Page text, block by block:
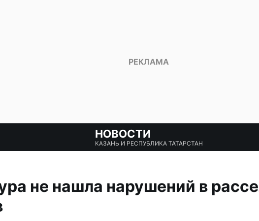
НОВОСТИ
КАЗАНЬ И РЕСПУБЛИКА ТАТАРСТАН
не нашла нарушений в